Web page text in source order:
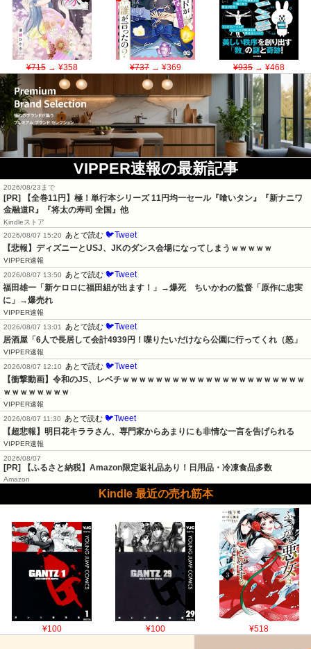
¥715→ ¥358 ¥737→ ¥369 ¥935→ ¥468
VIPPER速報の最新記事
2026/08/23まで
[PR]
【全巻11円】極！単行本シリーズ 11円均一セール『喰いタン』『新ナニワ
金融道R』『将太の寿司 全国』他
Kindleストア
2026/08/07 15:20
あとで読む 🐦Tweet
【悲報】ディズニーとUSJ、JKのダンス会場になってしまうｗｗｗｗｗ
VIPPER速報
2026/08/07 13:50
あとで読む 🐦Tweet
福田雄一「新ケロロに福田組が出ます！」→爆死　ちいかわの監督「原作に忠実
に」→爆売れ
VIPPER速報
2026/08/07 13:01
あとで読む 🐦Tweet
居酒屋「6人で長居して会計4939円！喋りたいだけなら公園に行ってくれ（怒」
VIPPER速報
2026/08/07 12:10
あとで読む 🐦Tweet
【衝撃動画】令和のJS、レベチｗｗｗｗｗｗｗｗｗｗｗｗｗｗｗｗｗｗｗｗｗｗ
ｗｗｗｗｗｗｗｗ
VIPPER速報
2026/08/07 11:30
あとで読む 🐦Tweet
【超悲報】明日花キララさん、専門家からあまりにも非情な一言を告げられる
VIPPER速報
2026/08/07
[PR] 【ふるさと納税】Amazon限定返礼品あり！日用品・冷凍食品多数
Amazon
Kindle 最近の売れ筋本
¥100 ¥100 ¥518